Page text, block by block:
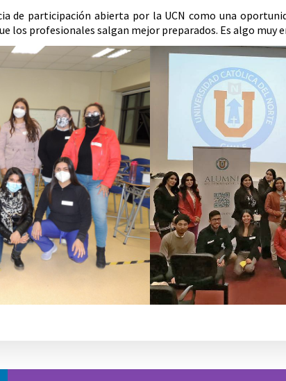
de participación abierta por la UCN como una
los profesionales salgan mejor preparados. Es algo muy